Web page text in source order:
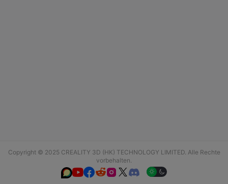
Copyright © 2025 CREALITY 3D (HK) TECHNOLOGY LIMITED. Alle Rechte
vorbehalten.
  